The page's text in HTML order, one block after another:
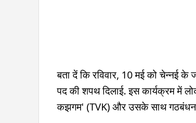
बता दें कि रविवार, 10 मई को चेन्नई
पद की शपथ दिलाई. इस कार्यक्रम में
कझगम' (TVK) और उसके साथ गठबंधन में